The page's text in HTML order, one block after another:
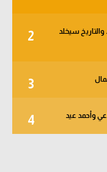
2
سيخلد
3
4 وأحمد عيد